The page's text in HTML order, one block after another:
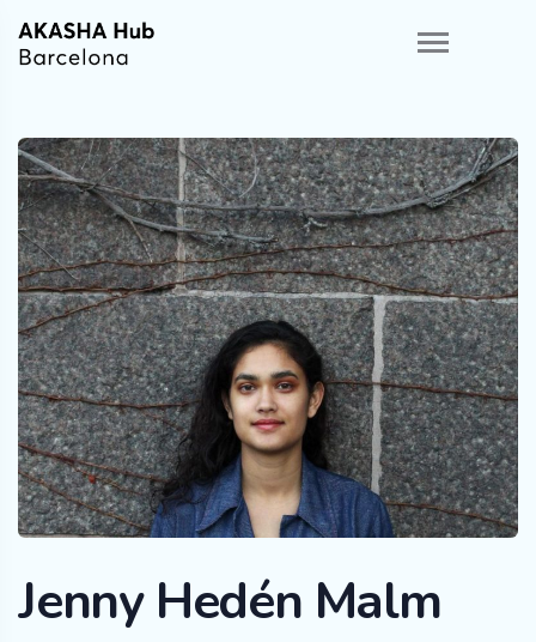
Jenny Hedén Malm